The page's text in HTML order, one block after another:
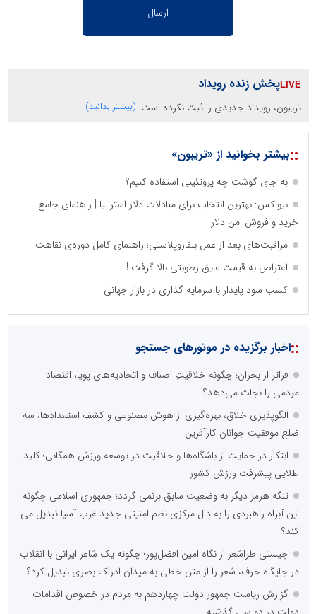
پخش زنده رویداد
تریبون، رویداد جدیدی را ثبت نکرده است. (بیشتر بدانید)
::بیشتر بخوانید از «تریبون»
به جای گوشت چه پروتئینی استفاده کنیم؟
نیواکس: بهترین انتخاب برای مبادلات دلار استرالیا | راهنمای جامع
خرید و فروش امن دلار
مراقبت‌های بعد از عمل بلفاروپلاستی؛ راهنمای کامل دوره‌ی نقاهت
اعتراض به قیمت عایق رطوبتی بالا گرفت !
کسب سود پایدار با سرمایه‌ گذاری در بازار جهانی
::اخبار برگزیده در موتورهای جستجو
فراتر از بحران؛ چگونه خلاقیتِ اصناف و اتحادیه‌های پویا، اقتصاد
مردمی را نجات می‌دهد؟
الگوپذیری خلاق، بهره‌گیری از هوش مصنوعی و کشف استعدادها، سه
ضلع موفقیت جوانان کارآفرین
ابتکار در حمایت از باشگاه‌ها و خلاقیت در توسعه ورزش همگانی؛ کلید
طلایی پیشرفت ورزش کشور
تنگه هرمز دیگر به وضعیت سابق برنمی گردد؛ جمهوری اسلامی چگونه
این آبراه راهبردی را به دال مرکزی نظم امنیتی جدید غرب آسیا تبدیل می
کند؟
چیستی طراشعر از نگاه امین افضل‌پور؛ چگونه یک شاعر ایرانی با انقلاب
در جایگاه حرف، شعر را از متن خطی به میدان ادراک بصری تبدیل کرد؟
گزارش ریاست جمهور دولت چهاردهم به مردم در خصوص اقدامات